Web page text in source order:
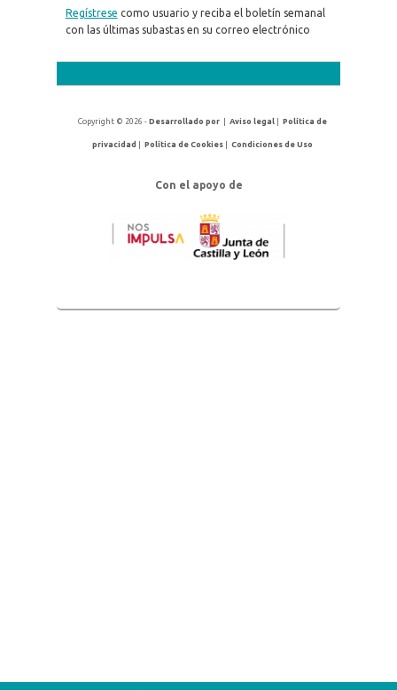
Regístrese como usuario y reciba el boletín semanal
con las últimas subastas en su correo electrónico
Copyright © 2026 -Desarrollado por |Aviso legal |Política de
privacidad |Política de Cookies |Condiciones de Uso
Con el apoyo de